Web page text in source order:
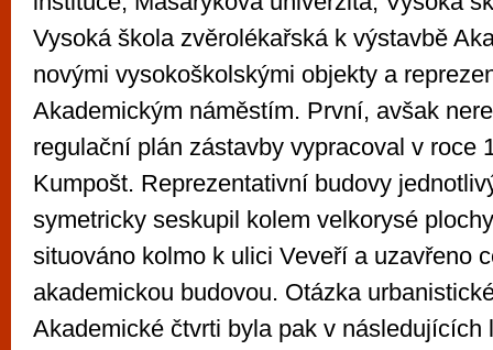
Vysoká škola zvěrolékařská k výstavbě
novými vysokoškolskými objekty a
Akademickým náměstím. První, avšak
regulační plán zástavby vypracoval v roce
Kumpošt. Reprezentativní budovy
symetricky seskupil kolem velkorysé
situováno kolmo k ulici Veveří a uzavřeno
akademickou budovou. Otázka
Akademické čtvrti byla pak v následujících